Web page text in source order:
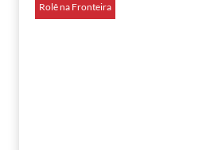
Rolê na Fronteira